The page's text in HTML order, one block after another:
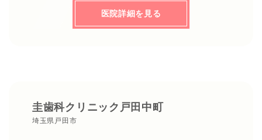
医院詳細を見る
圭歯科クリニック戸田中町
埼玉県戸田市